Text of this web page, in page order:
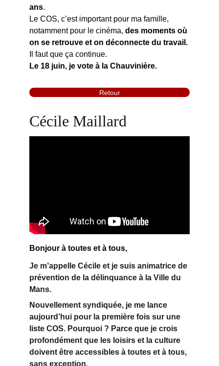
ans.
Le COS, c’est important pour ma famille,
notamment pour le cinéma, des moments où
on se retrouve et on déconnecte du travail.
Il faut que ça continue.
Le 18 juin, je vote à la Chauvinière.
Retour
Cécile Maillard
Bonjour à toutes et à tous,
Je m’appelle Cécile et je suis animatrice de
prévention de la délinquance à la Ville du
Mans.
Nouvellement syndiquée, je me lance
aujourd’hui pour la première fois sur une
liste COS. Pourquoi ? Parce que je crois
profondément que les loisirs et la culture
doivent être accessibles à toutes et à tous,
sans exception.